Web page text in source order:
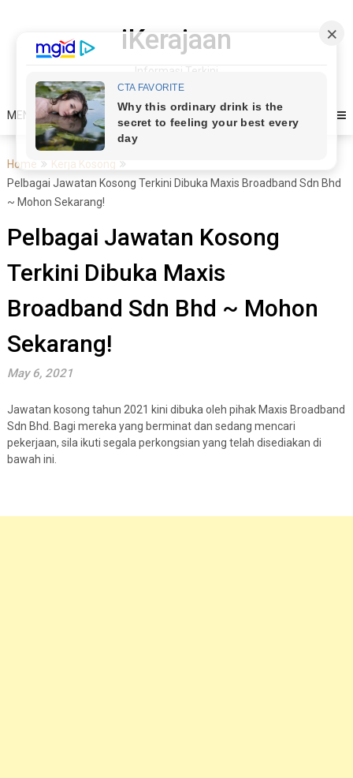
iKerajaan
Informasi Terkini
MENU
Home
Kerja Kosong
Pelbagai Jawatan Kosong Terkini Dibuka Maxis Broadband Sdn Bhd
~ Mohon Sekarang!
Pelbagai Jawatan Kosong
Terkini Dibuka Maxis
Broadband Sdn Bhd ~ Mohon
Sekarang!
May 6, 2021
Jawatan kosong tahun 2021 kini dibuka oleh pihak Maxis Broadband
Sdn Bhd. Bagi mereka yang berminat dan sedang mencari
pekerjaan, sila ikuti segala perkongsian yang telah disediakan di
bawah ini.